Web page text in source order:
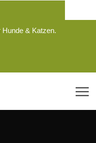
& Katzen.